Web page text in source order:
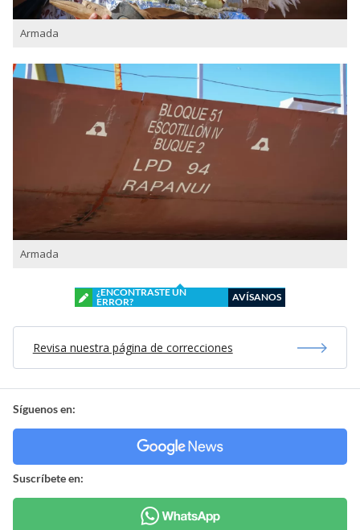
Armada
Armada
¿ENCONTRASTE UN
ERROR?
AVÍSANOS
Revisa nuestra página de correcciones
Síguenos en:
Suscríbete en: